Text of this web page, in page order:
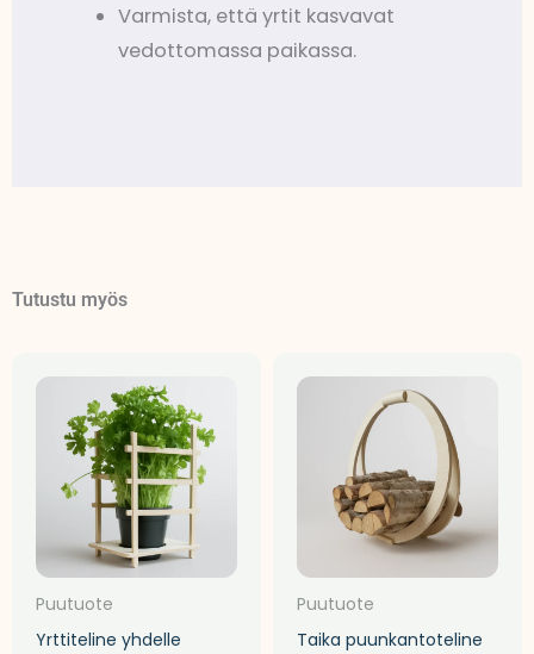
Varmista, että yrtit kasvavat
vedottomassa paikassa.
Tutustu myös
Puutuote
Yrttiteline yhdelle
-
25,90 €
Puutuote
Taika puunkantoteline